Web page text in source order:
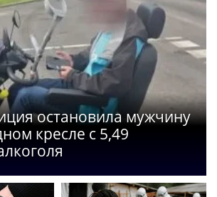
остановила мужчину
кресле с 5,49